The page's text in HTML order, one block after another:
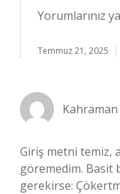
Yorumlarınız
Temmuz 21, 2025
Kahraman
Giriş metni temiz,
göremedim. Basit
gerekirse: